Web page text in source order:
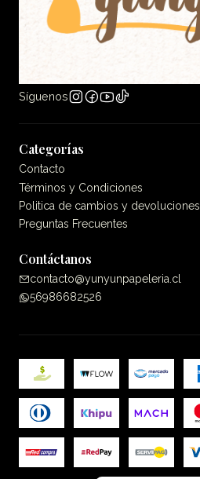
Síguenos
Categorías
Contacto
Términos y Condiciones
Politica de cambios y devoluciones
Preguntas Frecuentes
Contáctanos
contacto@yunyunpapeleria.cl
56986682526